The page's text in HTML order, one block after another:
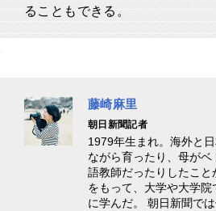
ることもできる。
藤崎麻里
朝日新聞記者
1979年生まれ。海外と
ながら育ったり、母が
語教師だったりしたこ
をもって、大学や大学
に学んだ。 朝日新聞で